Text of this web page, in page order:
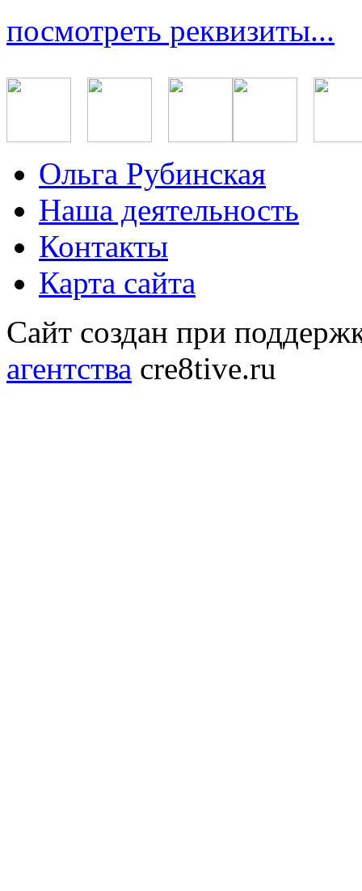
посмотреть реквизиты...
Ольга Рубинская
Наша деятельность
Контакты
Карта сайта
Сайт создан при
агентства cre8tive.ru